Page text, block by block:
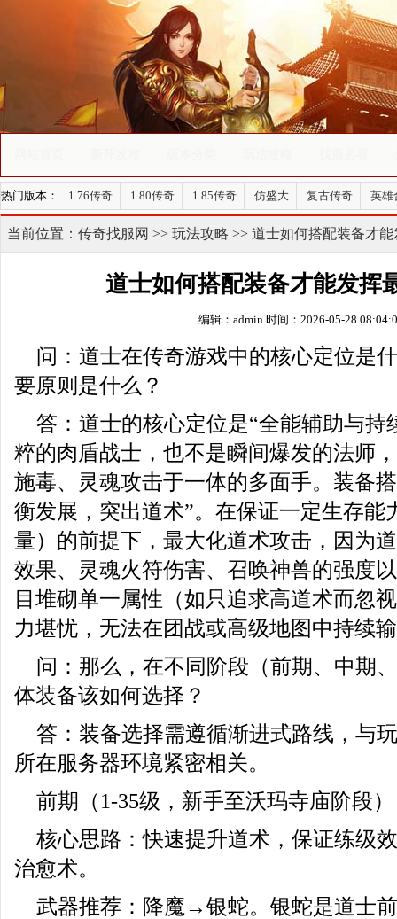
热门版本： 1.76传奇 1.80传奇 1.85传奇 仿盛大 复古传奇 英雄
当前位置： 传奇找服网 >> 玩法攻略 >> 道士如何搭配装备才
道士如何搭配装备才能发挥
编辑：admin 时间：2026-05-28
问：道士在传奇游戏中的核心定位是
要原则是什么？
答：道士的核心定位是“全能辅助与持
粹的肉盾战士，也不是瞬间爆发的法师
施毒、灵魂攻击于一体的多面手。装备
衡发展，突出道术”。在保证一定生存能
量）的前提下，最大化道术攻击，因为
效果、灵魂火符伤害、召唤神兽的强度
目堆砌单一属性（如只追求高道术而忽
力堪忧，无法在团战或高级地图中持续
问：那么，在不同阶段（前期、中期
体装备该如何选择？
答：装备选择需遵循渐进式路线，与
所在服务器环境紧密相关。
前期（1-35级，新手至沃玛寺庙阶段
核心思路：快速提升道术，保证练级
治愈术。
武器推荐：降魔→银蛇。银蛇是道士